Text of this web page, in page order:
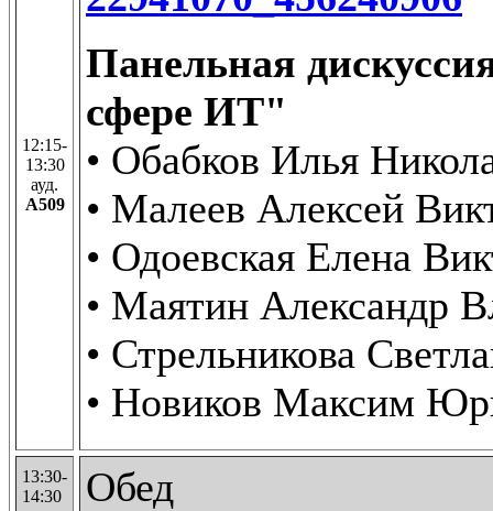
12:15-
13:30
ауд.
А509
Панельная
сфере ИТ"
• Обабков Илья
• Малеев Алексей
• Одоевская Елена
• Маятин Александр
• Стрельникова
• Новиков Максим
13:30-
14:30
Обед